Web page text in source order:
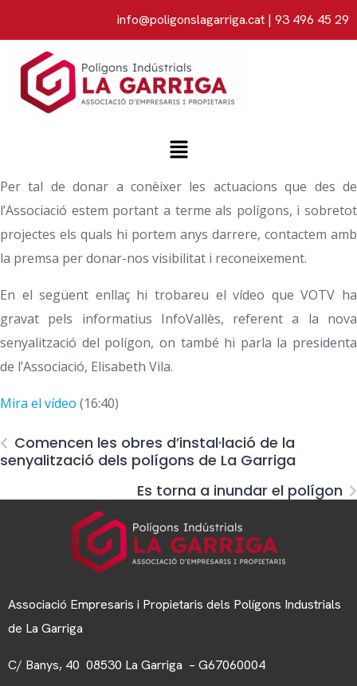
info@poligonslagarriga.cat | 93 496 45 29
Per tal de donar a conèixer les actuacions que des de
l’Associació estem portant a terme als polígons, i sobretot
projectes els quals hi portem anys darrere, contactem amb
la premsa per donar-nos visibilitat i reconeixement.
En el següent enllaç hi trobareu el vídeo que VOTV ha
gravat pels informatius InfoVallès, referent a la nova
senyalització del polígon, on també hi parla la presidenta
de l’Associació, Elisabeth Vila.
Mira el vídeo (16:40)
Comencen les obres d’instal·lació de la
senyalització dels polígons de La Garriga
Es torna a inundar el polígon
Associació Empresaris i Propietaris dels Polígons Industrials
de La Garriga
C/ Banys, 40 08530 La Garriga – G67060004